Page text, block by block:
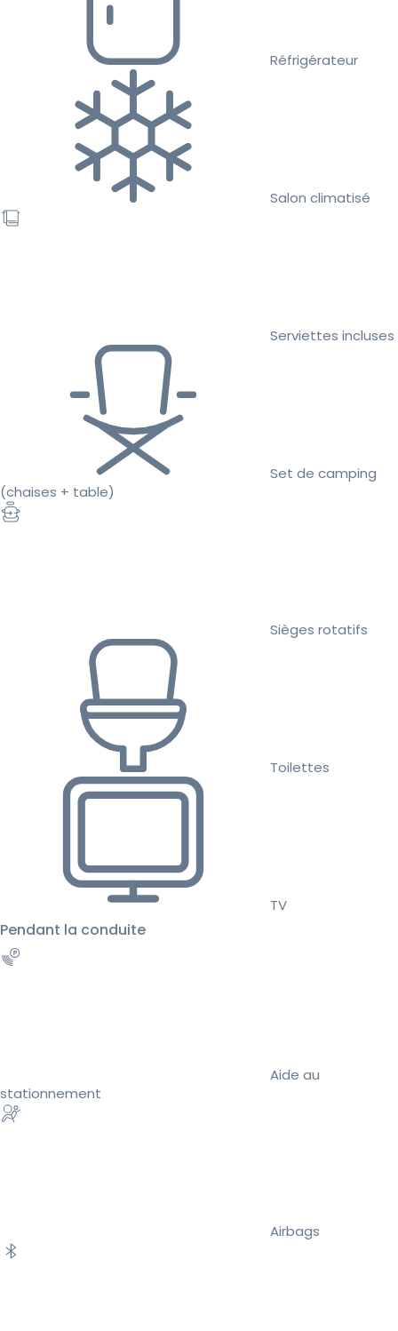
Réfrigérateur
Salon climatisé
Serviettes incluses
Set de camping
(chaises + table)
Sièges rotatifs
Toilettes
TV
Pendant la conduite
Aide au
stationnement
Airbags